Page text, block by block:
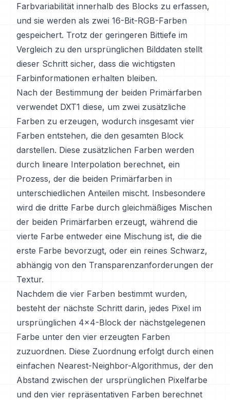
Farbvariabilität innerhalb des Blocks zu erfassen,
und sie werden als zwei 16-Bit-RGB-Farben
gespeichert. Trotz der geringeren Bittiefe im
Vergleich zu den ursprünglichen Bilddaten stellt
dieser Schritt sicher, dass die wichtigsten
Farbinformationen erhalten bleiben.
Nach der Bestimmung der beiden Primärfarben
verwendet DXT1 diese, um zwei zusätzliche
Farben zu erzeugen, wodurch insgesamt vier
Farben entstehen, die den gesamten Block
darstellen. Diese zusätzlichen Farben werden
durch lineare Interpolation berechnet, ein
Prozess, der die beiden Primärfarben in
unterschiedlichen Anteilen mischt. Insbesondere
wird die dritte Farbe durch gleichmäßiges Mischen
der beiden Primärfarben erzeugt, während die
vierte Farbe entweder eine Mischung ist, die die
erste Farbe bevorzugt, oder ein reines Schwarz,
abhängig von den Transparenzanforderungen der
Textur.
Nachdem die vier Farben bestimmt wurden,
besteht der nächste Schritt darin, jedes Pixel im
ursprünglichen 4x4-Block der nächstgelegenen
Farbe unter den vier erzeugten Farben
zuzuordnen. Diese Zuordnung erfolgt durch einen
einfachen Nearest-Neighbor-Algorithmus, der den
Abstand zwischen der ursprünglichen Pixelfarbe
und den vier repräsentativen Farben berechnet